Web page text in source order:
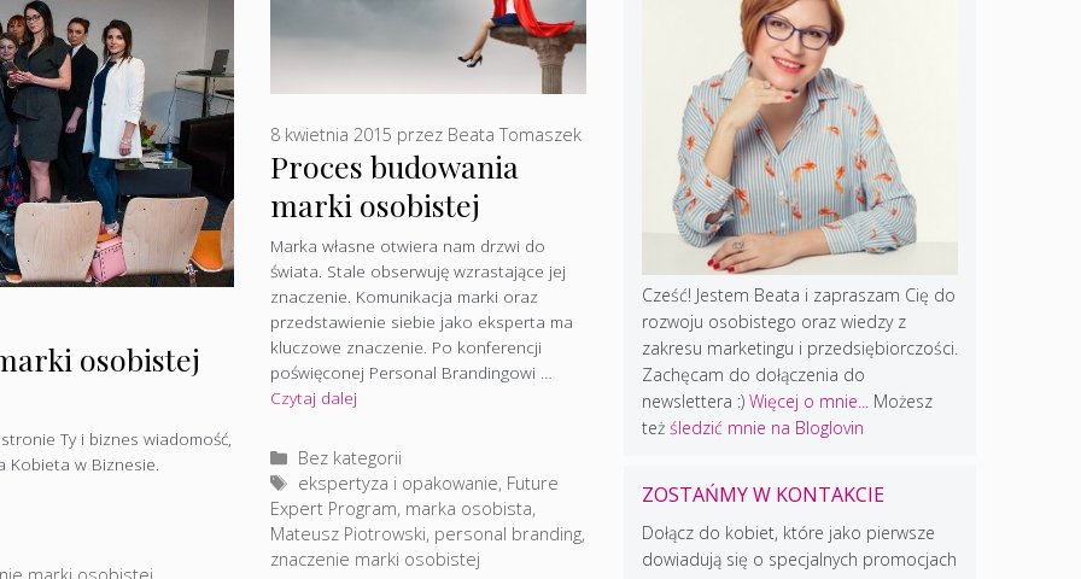
osobistej
Ty i biznes wiadomość,
w Biznesie.
marki osobistej
Proces budowania
marki osobistej
8 kwietnia 2015 przez Beata Tomaszek
Marka własne otwiera nam drzwi do
świata. Stale obserwuję wzrastające jej
znaczenie. Komunikacja marki oraz
przedstawienie siebie jako eksperta ma
kluczowe znaczenie. Po konferencji
poświęconej Personal Brandingowi …
Czytaj dalej
Kategorie
Bez kategorii
Tagi
ekspertyza i opakowanie, Future
Expert Program, marka osobista,
Mateusz Piotrowski, personal branding,
znaczenie marki osobistej
Cześć! Jestem Beata i zapraszam Cię do
rozwoju osobistego oraz wiedzy z
zakresu marketingu i przedsiębiorczości.
Zachęcam do dołączenia do
newslettera :) Więcej o mnie...
Możesz
też śledzić mnie na Bloglovin
ZOSTAŃMY W KONTAKCIE
Dołącz do kobiet, które jako pierwsze
dowiadują się o specjalnych promocjach